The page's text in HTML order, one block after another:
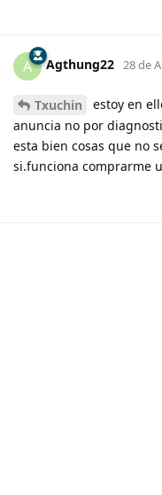
A Agthung22 28 de
Txuchin
estoy en
anuncia no por
esta bien cosas que no
si.funciona comprarme